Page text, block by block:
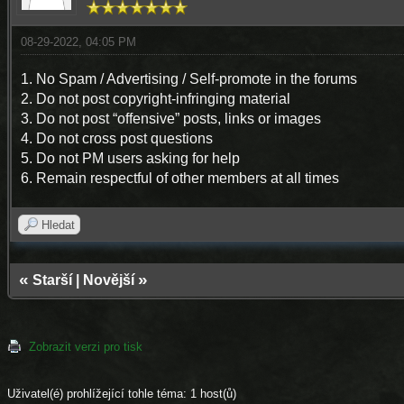
08-29-2022, 04:05 PM
1. No Spam / Advertising / Self-promote in the forums
2. Do not post copyright-infringing material
3. Do not post “offensive” posts, links or images
4. Do not cross post questions
5. Do not PM users asking for help
6. Remain respectful of other members at all times
Hledat
« Starší Novější »
Zobrazit verzi pro tisk
Uživatel(é) prohlížející tohle téma: 1 host(ů)